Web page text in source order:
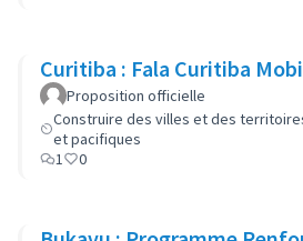
Curitiba : Fala Curitiba
Proposition officielle
Construire des villes et des
et pacifiques
1
0